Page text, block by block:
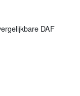
DAF